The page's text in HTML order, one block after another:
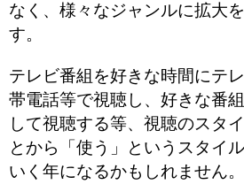
なく、様々なジャンルに拡大
す。
テレビ番組を好きな時間にテ
帯電話等で視聴し、好きな番
して視聴する等、視聴のスタ
とから「使う」というスタイ
いく年になるかもしれません。